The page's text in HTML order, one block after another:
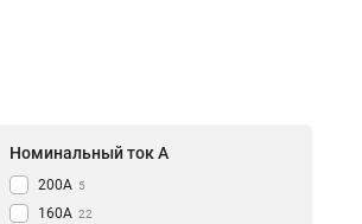
Номинальный ток A
200А 5
160А 22